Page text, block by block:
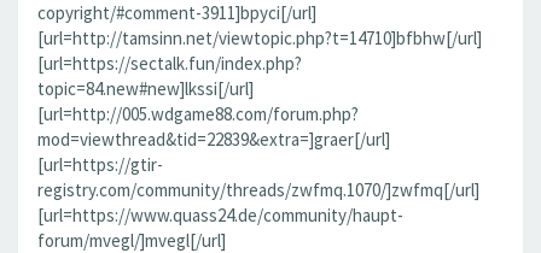
copyright/#comment-3911]bpyci[/url]
[url=http://tamsinn.net/viewtopic.php?t=14710]bfbhw[/url]
[url=https://sectalk.fun/index.php?
topic=84.new#new]lkssi[/url]
[url=http://005.wdgame88.com/forum.php?
mod=viewthread&tid=22839&extra=]graer[/url]
[url=https://gtir-
registry.com/community/threads/zwfmq.1070/]zwfmq[/url]
[url=https://www.quass24.de/community/haupt-
forum/mvegl/]mvegl[/url]